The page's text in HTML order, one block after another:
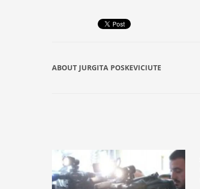
ABOUT JURGITA POSKEVICIUTE